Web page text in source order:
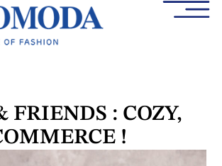
FRIENDS : COZY,
!